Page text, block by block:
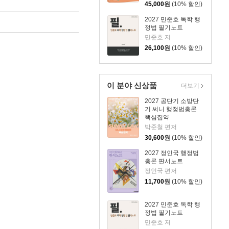
45,000원 (10% 할인)
2027 민준호 독학 행
정법 필기노트
민준호 저
26,100원 (10% 할인)
이 분야 신상품
2027 공단기 소방단
기 써니 행정법총론
핵심집약
박준철 편저
30,600원 (10% 할인)
2027 정인국 행정법
총론 판서노트
정인국 편저
11,700원 (10% 할인)
2027 민준호 독학 행
정법 필기노트
민준호 저
더보기